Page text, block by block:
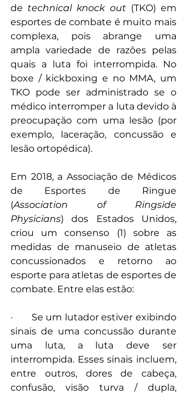
de technical knock out (TKO) em
esportes de combate é muito mais
complexa, pois abrange uma
ampla variedade de razões pelas
quais a luta foi interrompida. No
boxe / kickboxing e no MMA, um
TKO pode ser administrado se o
médico interromper a luta devido à
preocupação com uma lesão (por
exemplo, laceração, concussão e
lesão ortopédica).
Em 2018, a Associação de Médicos
de Esportes de Ringue
(Association of Ringside
Physicians) dos Estados Unidos,
criou um consenso (1) sobre as
medidas de manuseio de atletas
concussionados e retorno ao
esporte para atletas de esportes de
combate. Entre elas estão:
·       Se um lutador estiver exibindo
sinais de uma concussão durante
uma luta, a luta deve ser
interrompida. Esses sinais incluem,
entre outros, dores de cabeça,
confusão, visão turva / dupla,